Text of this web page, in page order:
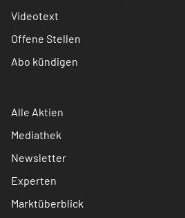
Videotext
Offene Stellen
Abo kündigen
Alle Aktien
Mediathek
Newsletter
Experten
Marktüberblick